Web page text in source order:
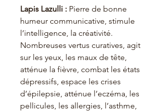
Lapis Lazulli : Pierre de bonne
humeur communicative, stimule
l’intelligence, la créativité.
Nombreuses vertus curatives, agit
sur les yeux, les maux de tête,
atténue la fièvre, combat les états
dépressifs, espace les crises
d’épilepsie, atténue l’eczéma, les
pellicules, les allergies, l’asthme,